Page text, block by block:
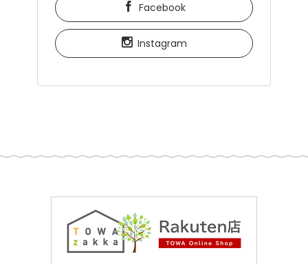
Facebook
Instagram